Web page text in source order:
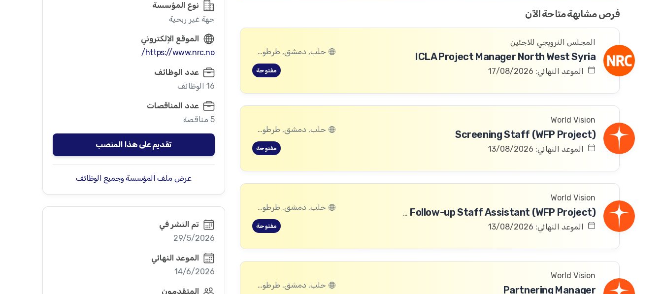
فرص مشابهة متاحة الآن
المجلس النرويجي للاجئين
ICLA Project Manager North West Syria
الموعد النهائي: 17/08/2026
حلب, دمشق, طرطوس, ريف دمشق, ديرالزور, درعا, السويداء, إدلب, القنيطرة, اللاذقية, الرقة, حمص, الحسكة, حماة
مفتوحة
World Vision
Screening Staff (WFP Project)
الموعد النهائي: 13/08/2026
حلب, دمشق, طرطوس, ريف دمشق, ديرالزور, درعا, السويداء, إدلب, القنيطرة, اللاذقية, الرقة, حمص, الحسكة, حماة
مفتوحة
World Vision
Community Committee Follow-up Staff Assistant (WFP Project)
الموعد النهائي: 13/08/2026
حلب, دمشق, طرطوس, ريف دمشق, ديرالزور, درعا, السويداء, إدلب, القنيطرة, اللاذقية, الرقة, حمص, الحسكة, حماة
مفتوحة
World Vision
Partnering Manager حلب, دمشق, طرطوس, ريف دمشق, ديرالزور, درعا, السويداء, إدلب, القنيطرة, اللاذقية, الرقة, حمص, الحسكة, حماة
نوع المؤسسة
جهة غير ربحية
الموقع الإلكتروني
https://www.nrc.no/
عدد الوظائف
16 الوظائف
عدد المناقصات
5 مناقصة
تقديم على هذا المنصب
عرض ملف المؤسسة وجميع الوظائف
تم النشر في
29/5/2026
الموعد النهائي
14/6/2026
المتقدمون